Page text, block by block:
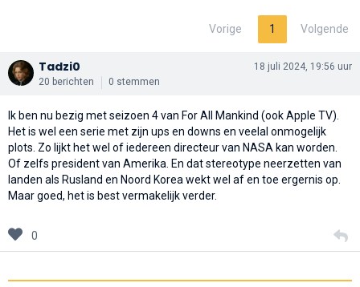
Vorige 1 Volgende
Tadzi0
20 berichten 0 stemmen
18 juli 2024, 19:56 uur
Ik ben nu bezig met seizoen 4 van For All Mankind (ook Apple TV).
Het is wel een serie met zijn ups en downs en veelal onmogelijk
plots. Zo lijkt het wel of iedereen directeur van NASA kan worden.
Of zelfs president van Amerika. En dat stereotype neerzetten van
landen als Rusland en Noord Korea wekt wel af en toe ergernis op.
Maar goed, het is best vermakelijk verder.
0